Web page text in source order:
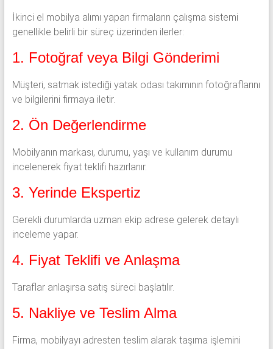
İkinci el mobilya alımı yapan firmaların çalışma sistemi
genellikle belirli bir süreç üzerinden ilerler:
1. Fotoğraf veya Bilgi Gönderimi
Müşteri, satmak istediği yatak odası takımının fotoğraflarını
ve bilgilerini firmaya iletir.
2. Ön Değerlendirme
Mobilyanın markası, durumu, yaşı ve kullanım durumu
incelenerek fiyat teklifi hazırlanır.
3. Yerinde Ekspertiz
Gerekli durumlarda uzman ekip adrese gelerek detaylı
inceleme yapar.
4. Fiyat Teklifi ve Anlaşma
Taraflar anlaşırsa satış süreci başlatılır.
5. Nakliye ve Teslim Alma
Firma, mobilyayı adresten teslim alarak taşıma işlemini